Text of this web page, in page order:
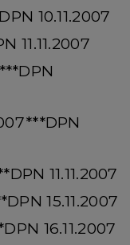
10.11.2007
11.11.2007
11.11.2007
15.11.2007
16.11.2007